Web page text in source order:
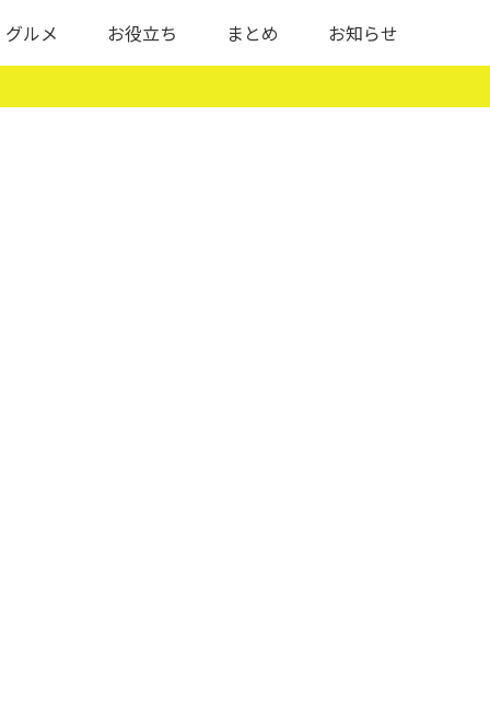
グルメ お役立ち まとめ お知らせ